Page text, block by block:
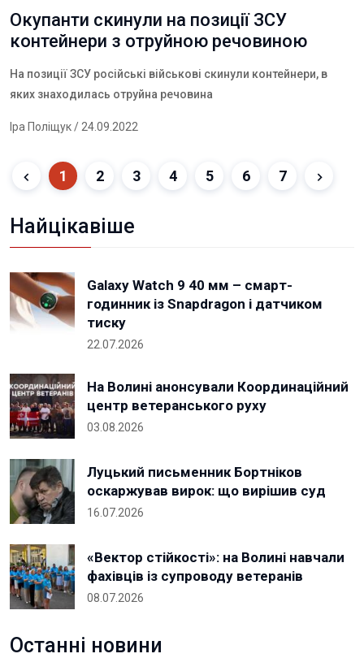
Окупанти скинули на позиції ЗСУ
контейнери з отруйною речовиною
На позиції ЗСУ російські військові скинули контейнери, в
яких знаходилась отруйна речовина
Іра Поліщук/ 24.09.2022
1 2 3 4 5 6 7
Найцікавіше
Galaxy Watch 9 40 мм – смарт-
годинник із Snapdragon і датчиком
тиску
22.07.2026
На Волині анонсували Координаційний
центр ветеранського руху
03.08.2026
Луцький письменник Бортніков
оскаржував вирок: що вирішив суд
16.07.2026
«Вектор стійкості»: на Волині навчали
фахівців із супроводу ветеранів
08.07.2026
Останні новини